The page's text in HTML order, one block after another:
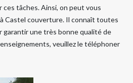
tâches. Ainsi, on peut vous
Castel couverture. Il connaît toutes
garantir une très bonne qualité de
veuillez le téléphoner